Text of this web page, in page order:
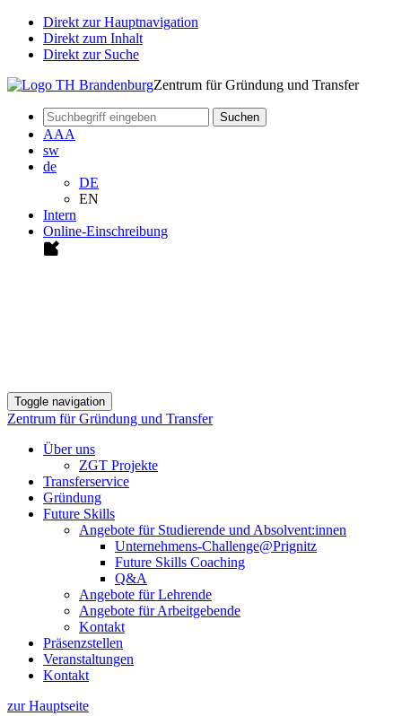
Direkt zur Hauptnavigation
Direkt zum Inhalt
Direkt zur Suche
Suchen
AAA
sw
de
DE
EN
Intern
Online-Einschreibung
Zentrum für Gründung und Transfer
Toggle navigation
Zentrum für Gründung und Transfer
Über uns
ZGT Projekte
Transferservice
Gründung
Future Skills
Angebote für Studierende und Absolvent:innen
Unternehmens-Challenge@Prignitz
Future Skills Coaching
Q&A
Angebote für Lehrende
Angebote für Arbeitgebende
Kontakt
Präsenzstellen
Veranstaltungen
Kontakt
zur Hauptseite